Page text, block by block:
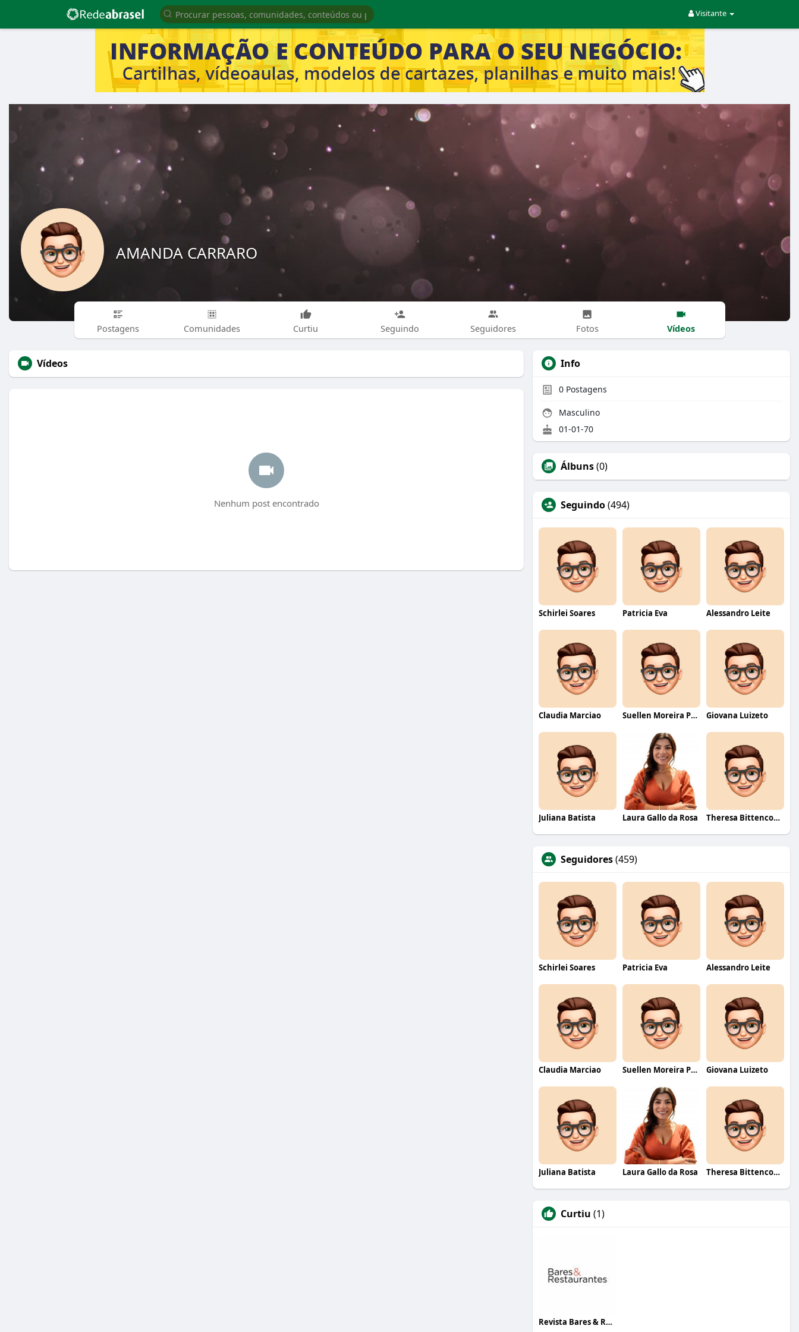
Visitante
AMANDA CARRARO
Postagens Comunidades Curtiu Seguindo Seguidores Fotos Vídeos
Vídeos
Nenhum post encontrado
Info
0 Postagens
Masculino
01-01-70
Álbuns(0)
Seguindo(494)
Schirlei Soares Patricia Eva Alessandro Leite
Claudia Marciao Suellen Moreira Parente de Oliveira Giovana Luizeto
Juliana Batista Laura Gallo da Rosa Theresa Bittencourt
Seguidores(459)
Schirlei Soares Patricia Eva Alessandro Leite
Claudia Marciao Suellen Moreira Parente de Oliveira Giovana Luizeto
Juliana Batista Laura Gallo da Rosa Theresa Bittencourt
Curtiu (1)
Revista Bares & Restaurantes